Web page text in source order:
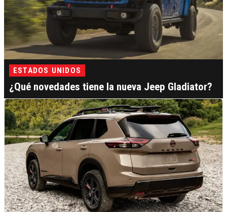
ESTADOS UNIDOS
¿Qué novedades tiene la nueva Jeep Gladiator?